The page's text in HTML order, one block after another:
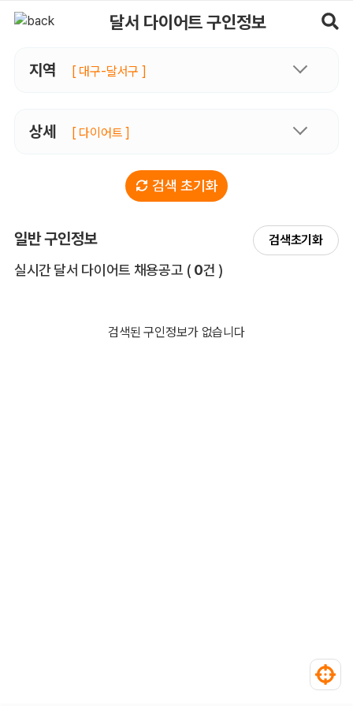
달서 다이어트 구인정보
지역 [ 대구-달서구 ]
상세 [ 다이어트 ]
검색 초기화
일반 구인정보 검색초기화
실시간 달서 다이어트 채용공고 전체 목록
( 0건 )
검색된 구인정보가 없습니다